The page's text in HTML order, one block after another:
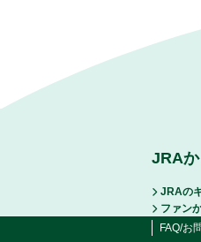
JRA
JRAの
ファン
FAQ/お